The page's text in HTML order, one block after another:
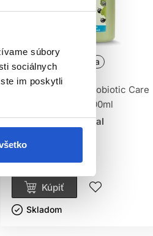
súbory
sociálnych
im poskytli
Oficiálna distribúcia
Subrina RECEPT Probiotic Care
šampón na vlasy 400ml
Subrina Professional
7.20 €
Kúpiť
Skladom ㅤ